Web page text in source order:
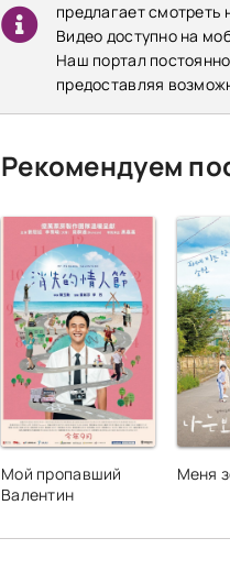
предлагает смотреть
Видео доступно на
Наш портал
предоставляя
Рекомендуем
Мой пропавший
Валентин
Меня